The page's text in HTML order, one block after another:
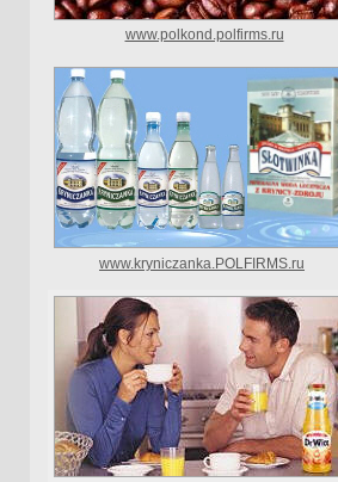
www.polkond.polfirms.ru
www.kryniczanka.POLFIRMS.ru